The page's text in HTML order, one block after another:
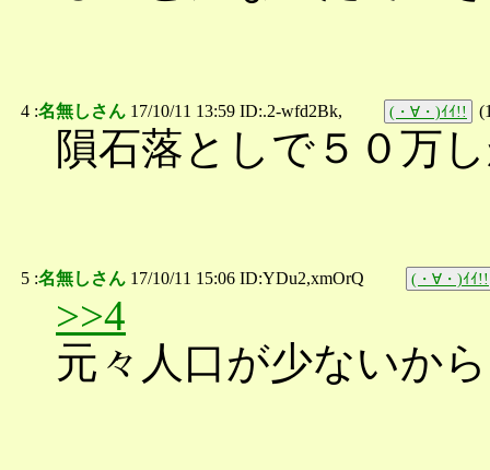
4 :名無しさん 17/10/11 13:59 ID:.2-wfd2Bk, (・∀・)ｲｲ!! (
隕石落としで５０万
5 :名無しさん 17/10/11 15:06 ID:YDu2,xmOrQ (・∀・)ｲｲ!!
>>4
元々人口が少ないか